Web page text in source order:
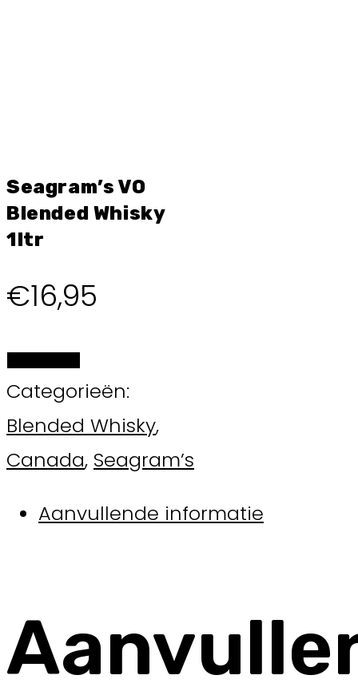
Seagram’s VO
Blended Whisky
1ltr
€16,95
Categorieën:
Blended Whisky,
Canada, Seagram’s
Aanvullende informatie